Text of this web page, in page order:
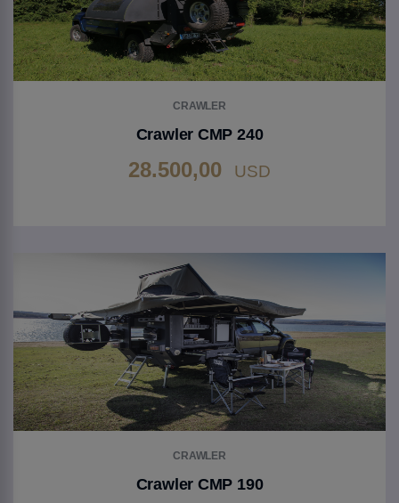
CRAWLER
Crawler CMP 240
28.500,00 USD
CRAWLER
Crawler CMP 190